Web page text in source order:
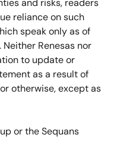
and risks, readers
reliance on such
speak only as of
Renesas nor
to update or
as a result of
otherwise, except as
or the Sequans